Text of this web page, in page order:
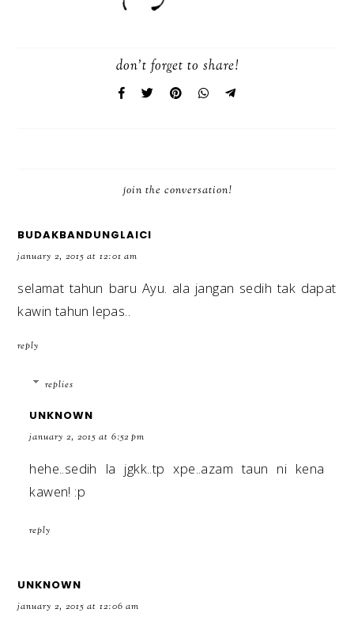
don't forget to share!
join the conversation!
BUDAKBANDUNGLAICI
january 2, 2015 at 12:01 am
selamat tahun baru Ayu. ala jangan sedih tak dapat
kawin tahun lepas..
reply
replies
UNKNOWN
january 2, 2015 at 6:52 pm
hehe..sedih la jgkk..tp xpe..azam taun ni kena
kawen! :p
reply
UNKNOWN
january 2, 2015 at 12:06 am